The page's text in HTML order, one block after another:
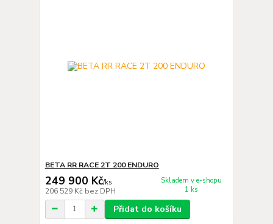
BETA RR RACE 2T 200 ENDURO
249 900 Kč/ks
206 529 Kč bez DPH
Skladem v e-shopu
1 ks
Přidat do košíku